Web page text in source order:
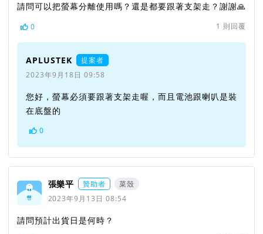
請問可以把螢幕分離使用嗎？還是都要跟著支架走？謝謝🙏
0 1 則回覆
APLUSTEK
提案者
2023年9月18日 09:58
您好，螢幕必須要跟著支架走喔，而且電池跟喇叭是裝
在底盤的
0
張樂平 贊助者
菜殼
2023年9月13日 08:54
請問預計出貨日是何時？